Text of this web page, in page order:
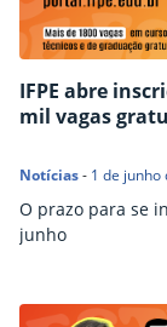
IFPE abre
mil vagas
Notícias- 1 de junho
O prazo para se
junho